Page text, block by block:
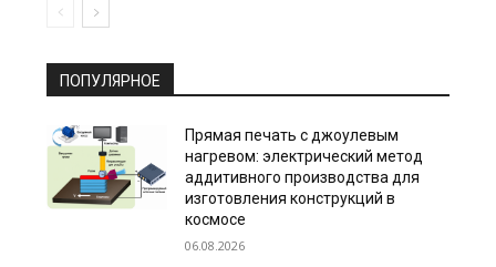
ПОПУЛЯРНОЕ
Прямая печать с джоулевым
нагревом: электрический метод
аддитивного производства для
изготовления конструкций в
космосе
06.08.2026